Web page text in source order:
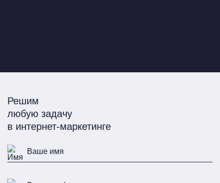
Решим
любую задачу
в интернет-маркетинге